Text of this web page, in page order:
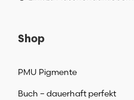
Shop
PMU Pigmente
Buch – dauerhaft perfekt